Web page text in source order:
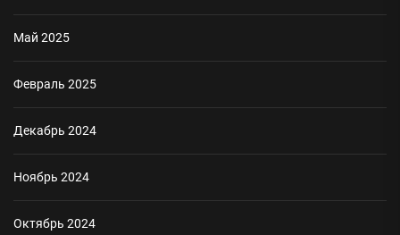
Май 2025
Февраль 2025
Декабрь 2024
Ноябрь 2024
Октябрь 2024